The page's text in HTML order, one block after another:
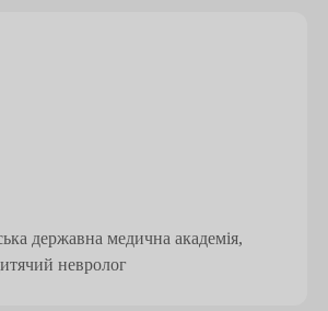
державна медична академія,
невролог